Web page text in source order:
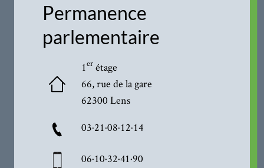
Permanence
parlementaire
1erétage
66, rue de la gare
62300 Lens
03·21·08·12·14
06·10·32·41·90